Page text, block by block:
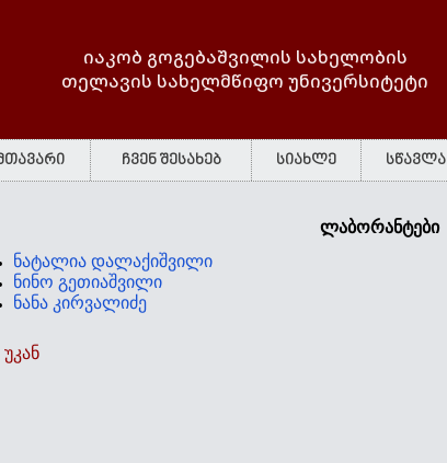
იაკობ გოგებაშვილის სახელობის
თელავის სახელმწიფო უნივერსიტეტი
ჩვენ შესახებ სიახლე სწავლა
ლაბორანტები
ნატალია დალაქიშვილი
ნინო გეთიაშვილი
ნანა კირვალიძე
უკან